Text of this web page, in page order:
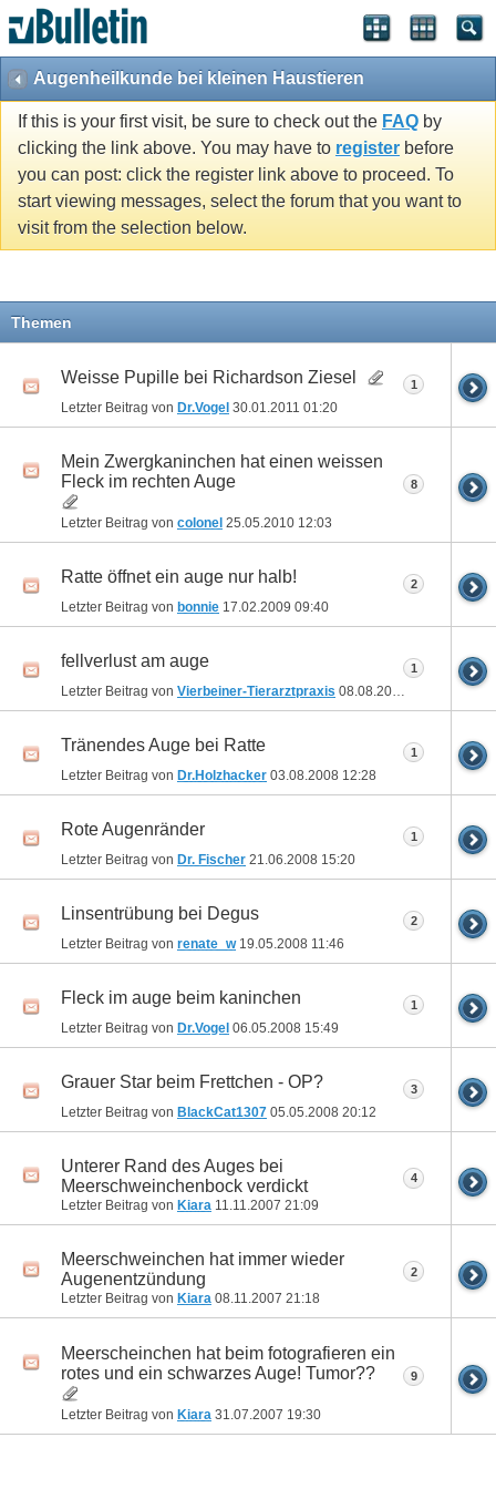
Augenheilkunde bei kleinen Haustieren
If this is your first visit, be sure to check out the FAQ by
clicking the link above. You may have to register before
you can post: click the register link above to proceed. To
start viewing messages, select the forum that you want to
visit from the selection below.
Themen
Weisse Pupille bei Richardson Ziesel
Letzter Beitrag von Dr.Vogel 30.01.2011 01:20
1
Mein Zwergkaninchen hat einen weissen
Fleck im rechten Auge
Letzter Beitrag von colonel 25.05.2010 12:03
8
Ratte öffnet ein auge nur halb!
Letzter Beitrag von bonnie 17.02.2009 09:40
2
fellverlust am auge
Letzter Beitrag von Vierbeiner-Tierarztpraxis 08.08.2008
1
Tränendes Auge bei Ratte
Letzter Beitrag von Dr.Holzhacker 03.08.2008 12:28
1
Rote Augenränder
Letzter Beitrag von Dr. Fischer 21.06.2008 15:20
1
Linsentrübung bei Degus
Letzter Beitrag von renate_w19.05.2008 11:46
2
Fleck im auge beim kaninchen
Letzter Beitrag von Dr.Vogel 06.05.2008 15:49
1
Grauer Star beim Frettchen - OP?
Letzter Beitrag von BlackCat1307 05.05.2008 20:12
3
Unterer Rand des Auges bei
Meerschweinchenbock verdickt
Letzter Beitrag von Kiara 11.11.2007 21:09
4
Meerschweinchen hat immer wieder
Augenentzündung
Letzter Beitrag von Kiara 08.11.2007 21:18
2
Meerscheinchen hat beim fotografieren ein
rotes und ein schwarzes Auge! Tumor??
Letzter Beitrag von Kiara 31.07.2007 19:30
9